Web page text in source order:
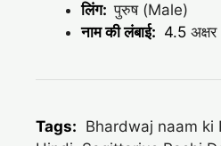
लिंग: पुरुष (Male)
नाम की लंबाई: 4.5 अक्षर
Tags: Bhardwaj naam ki